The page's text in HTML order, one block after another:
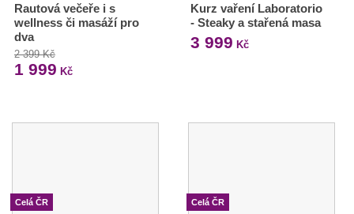
Rautová večeře i s
wellness či masáží pro
dva
2 399 Kč
1 999 Kč
Kurz vaření Laboratorio
- Steaky a stařená masa
3 999 Kč
Celá ČR Celá ČR